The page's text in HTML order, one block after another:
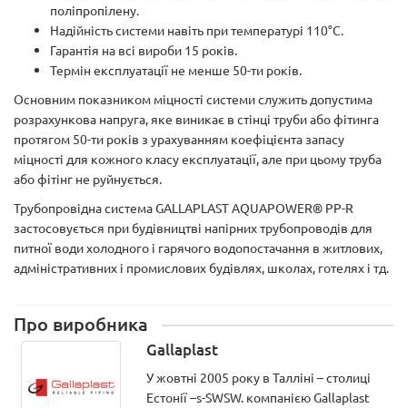
поліпропілену.
Надійність системи навіть при температурі 110°С.
Гарантія на всі вироби 15 років.
Термін експлуатації не менше 50-ти років.
Основним показником міцності системи служить допустима
розрахункова напруга, яке виникає в стінці труби або фітинга
протягом 50-ти років з урахуванням коефіцієнта запасу
міцності для кожного класу експлуатації, але при цьому труба
або фітінг не руйнується.
Трубопровідна система GALLAPLAST AQUAPOWER® PP-R
застосовується при будівництві напірних трубопроводів для
питної води холодного і гарячого водопостачання в житлових,
адміністративних і промислових будівлях, школах, готелях і тд.
Про виробника
Gallaplast
У жовтні 2005 року в Талліні – столиці
Естонії –s-SWSW. компанією Gallaplast